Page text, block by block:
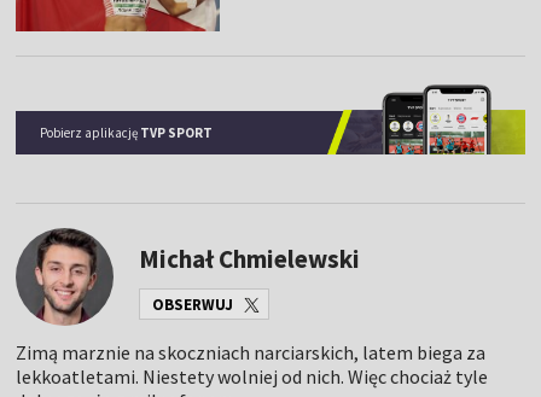
Pobierz aplikację TVP SPORT
Michał Chmielewski
OBSERWUJ
Zimą marznie na skoczniach narciarskich, latem biega za
lekkoatletami. Niestety wolniej od nich. Więc chociaż tyle